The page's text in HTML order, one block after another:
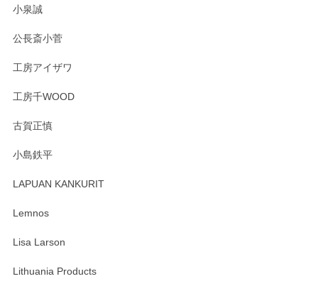
す。 素敵な湯呑みでとても気に入りました。 発送も早く、
たm(_)m
います。無事に届いたようで安心いたしまし
小泉誠
公長斎小菅
工房アイザワ
工房千WOOD
古賀正慎
小島鉄平
LAPUAN KANKURIT
Lemnos
Lisa Larson
Lithuania Products